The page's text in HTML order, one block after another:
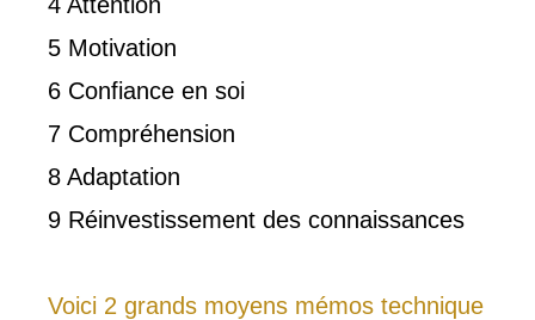
5 Motivation
6 Confiance en soi
7 Compréhension
8 Adaptation
9 Réinvestissement des connaissances
Voici 2 grands moyens mémos technique